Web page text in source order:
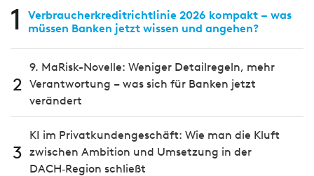
1
Verbraucherkreditrichtlinie 2026 kompakt – was
müssen Banken jetzt wissen und angehen?
2
9. MaRisk-Novelle: Weniger Detailregeln, mehr
Verantwortung – was sich für Banken jetzt
verändert
3
KI im Privatkundengeschäft: Wie man die Kluft
zwischen Ambition und Umsetzung in der
DACH‑Region schließt